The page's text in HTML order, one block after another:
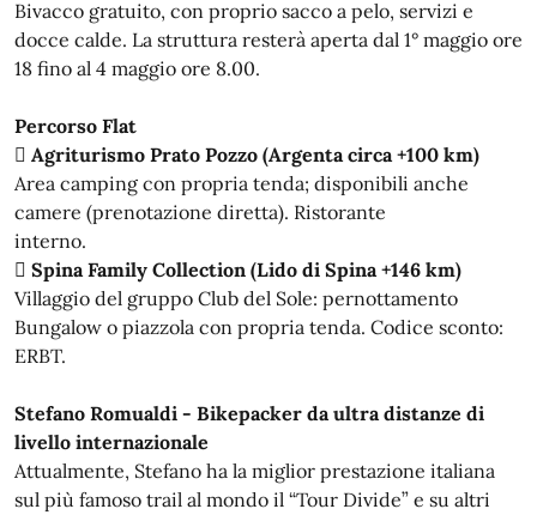
Bivacco gratuito, con proprio sacco a pelo, servizi e
docce calde. La struttura resterà aperta dal 1° maggio ore
18 fino al 4 maggio ore 8.00.
Percorso Flat
 Agriturismo Prato Pozzo (Argenta circa +100 km)
Area camping con propria tenda; disponibili anche
camere (prenotazione diretta). Ristorante
interno.
 Spina Family Collection (Lido di Spina +146 km)
Villaggio del gruppo Club del Sole: pernottamento
Bungalow o piazzola con propria tenda. Codice sconto:
ERBT.
Stefano Romualdi - Bikepacker da ultra distanze di
livello internazionale
Attualmente, Stefano ha la miglior prestazione italiana
sul più famoso trail al mondo il “Tour Divide” e su altri